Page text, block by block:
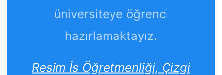
üniversiteye öğrenci
hazırlamaktayız.
Resim İs Öğretmenliği, Çizgi